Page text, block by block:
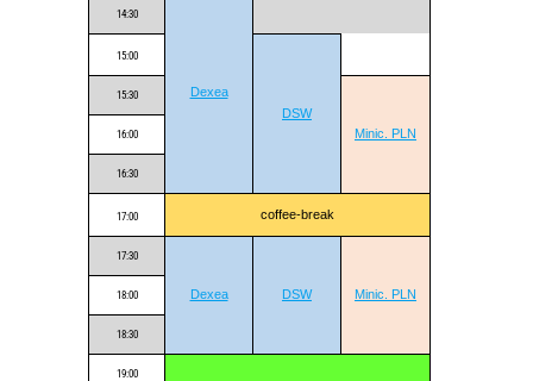
14:30
Dexea
15:00
DSW
15:30
Minic. PLN
16:00
16:30
17:00 coffee-break
17:30
Dexea DSW Minic. PLN
18:00
18:30
19:00